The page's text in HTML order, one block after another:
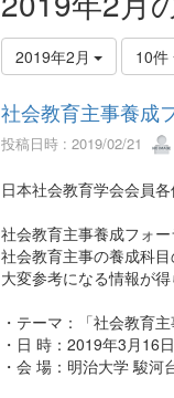
2019年2月 10件
社会教育主事養成
投稿日時 : 2019/02/21
日本社会教育学会会員各
社会教育主事養成フォー
社会教育主事の養成科
大変参考になる情報が
・テーマ：「社会教育
・日 時：2019年3月16
・会 場：明治大学 駿